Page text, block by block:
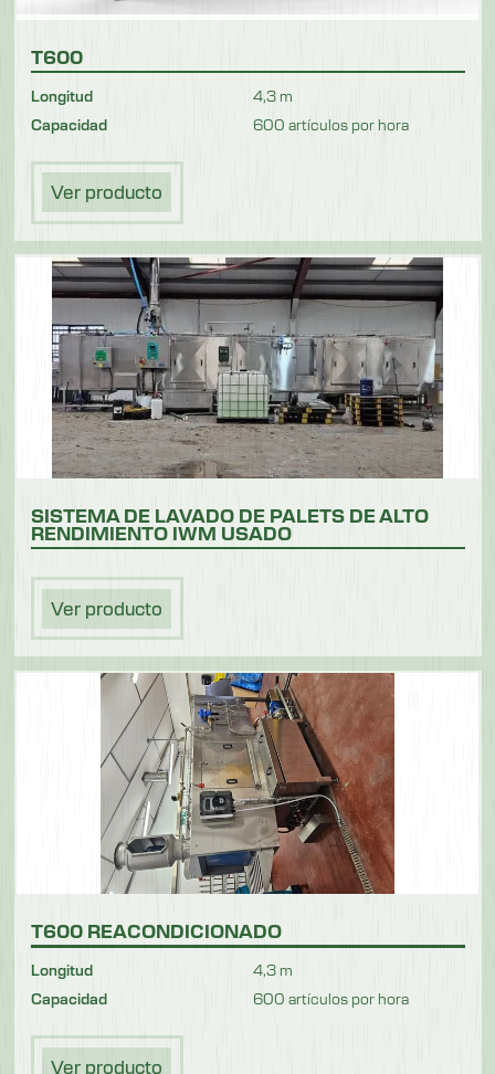
T600
Longitud
4,3 m
Capacidad
600 artículos por hora
Ver producto
SISTEMA DE LAVADO DE PALETS DE ALTO
RENDIMIENTO IWM USADO
Ver producto
T600 REACONDICIONADO
Longitud
4,3 m
Capacidad
600 artículos por hora
Ver producto